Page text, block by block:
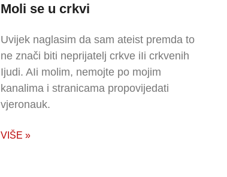
Moli se u crkvi
Uvijek naglasim da sam ateist premda to
ne znači biti neprijatelj crkve iIi crkvenih
Ijudi. AIi molim, nemojte po mojim
kanalima i stranicama propovijedati
vjeronauk.
VIŠE »